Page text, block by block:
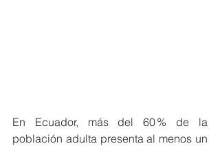
En Ecuador, más del 60 % de la
población adulta presenta al menos un